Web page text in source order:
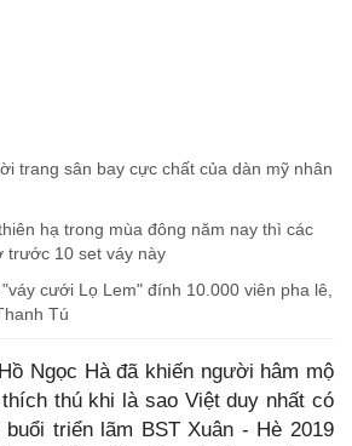
trang sân bay cực chất của dàn mỹ nhân
hạ trong mùa đông năm nay thì các
trước 10 set váy này
cưới Lọ Lem" đính 10.000 viên pha lê,
Tú
Ngọc Hà đã khiến người hâm mộ
thú khi là sao Việt duy nhất có
triển lãm BST Xuân - Hè 2019